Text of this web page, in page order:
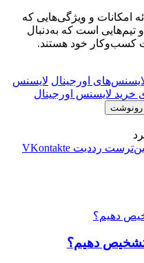
امکانات و ویژگی‌هایی که
و تیم‌هایی است که به‌دنبال
کسب‌وکار خود هستند.
اورجینال لایسنس
خرید لایسنس اورجینال
رونوشت
‫رددیت ‫VKontakte
تشخیص دهیم؟